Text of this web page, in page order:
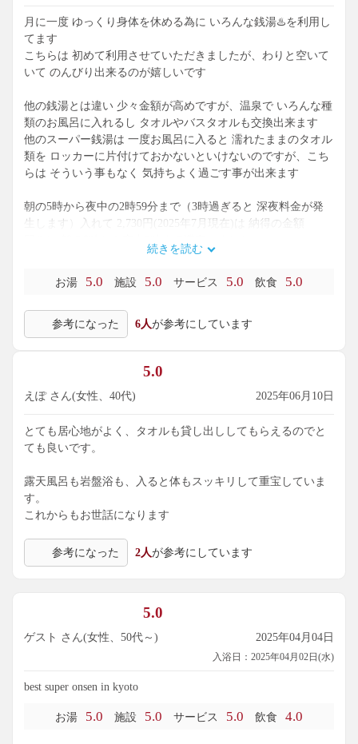
月に一度 ゆっくり身体を休める為に いろんな銭湯♨️を利用し
てます
こちらは 初めて利用させていただきましたが、わりと空いて
いて のんびり出来るのが嬉しいです
他の銭湯とは違い 少々金額が高めですが、温泉で いろんな種
類のお風呂に入れるし タオルやバスタオルも交換出来ます
他のスーパー銭湯は 一度お風呂に入ると 濡れたままのタオル
類を ロッカーに片付けておかないといけないのですが、こち
らは そういう事もなく 気持ちよく過ごす事が出来ます
朝の5時から夜中の2時59分まで（3時過ぎると 深夜料金が発
生します）入れて 2,730円(2025年7月現在)は 納得の金額
因みに 朝の5時から夜中2時まで滞在しました
リラックスルームは 個別のリクライニングチェアーがあり 薄
暗くしてあるので 仮眠をとることも出来ます
それでいて テレビも各チェアーに付いてるのと、漫画を読ん
だりするのに 小さなスポットライトも付いてるので 長時間過
ごせます
すが、ただ一つ困るのが お食事処が22時で終わってしまう事
ですかね
って考えちゃいます
続きを読む
お湯 5.0 施設 5.0 サービス 5.0 飲食 5.0
参考になった 6人が参考にしています
5.0
えぽ さん(女性、40代) 2025年06月10日
とても居心地がよく、タオルも貸し出ししてもらえるのでと
ても良いです。
露天風呂も岩盤浴も、入ると体もスッキリして重宝していま
す。
これからもお世話になります
参考になった 2人が参考にしています
5.0
ゲスト さん(女性、50代～) 2025年04月04日
入浴日：2025年04月02日(水)
best super onsen in kyoto
お湯 5.0 施設 5.0 サービス 5.0 飲食 4.0